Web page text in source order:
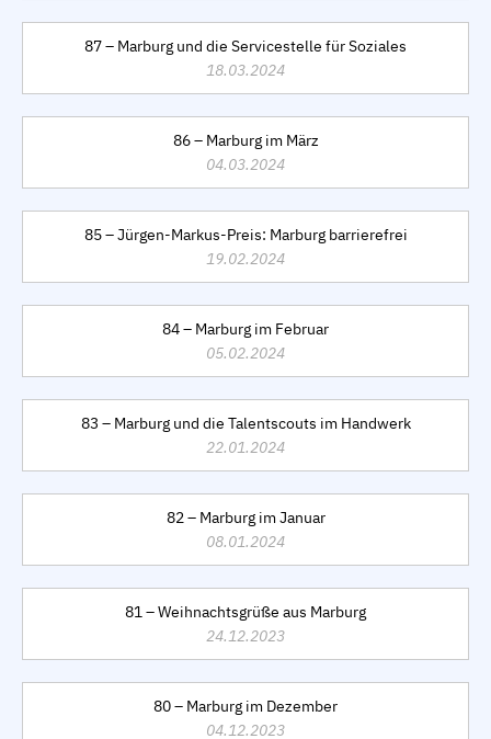
87 – Marburg und die Servicestelle für Soziales
18.03.2024
86 – Marburg im März
04.03.2024
85 – Jürgen-Markus-Preis: Marburg barrierefrei
19.02.2024
84 – Marburg im Februar
05.02.2024
83 – Marburg und die Talentscouts im Handwerk
22.01.2024
82 – Marburg im Januar
08.01.2024
81 – Weihnachtsgrüße aus Marburg
24.12.2023
80 – Marburg im Dezember
04.12.2023